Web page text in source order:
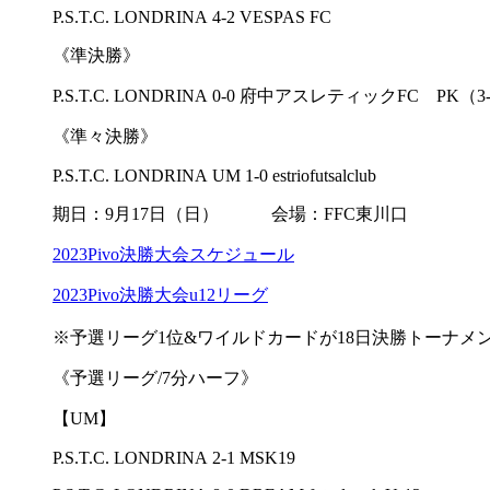
P.S.T.C. LONDRINA 4-2 VESPAS FC
《準決勝》
P.S.T.C. LONDRINA 0-0 府中アスレティックFC PK（
《準々決勝》
P.S.T.C. LONDRINA UM 1-0 estriofutsalclub
期日：9月17日（日） 会場：FFC東川口
2023Pivo決勝大会スケジュール
2023Pivo決勝大会u12リーグ
※予選リーグ1位&ワイルドカードが18日決勝トーナメ
《予選リーグ/7分ハーフ》
【UM】
P.S.T.C. LONDRINA 2-1 MSK19